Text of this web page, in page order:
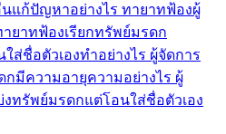
แก้ปัญหาอย่างไร ทายาทฟ้องผู้
ยาทฟ้องเรียกทรัพย์มรดก
ส่ชื่อตัวเองทำอย่างไร ผู้จัดการ
มีความอายุความอย่างไร ผู้
ทรัพย์มรดกแต่โอนใส่ชื่อตัวเอง